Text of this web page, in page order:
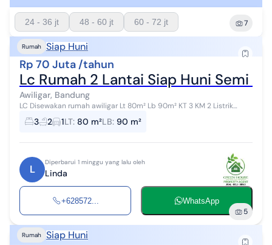
24 - 36 jt 48 - 60 jt 60 - 72 jt 7
Rumah Siap Huni
Rp 70 Juta /tahun
Lc Rumah 2 Lantai Siap Huni Semi
Awiligar, Bandung
LC Disewakan rumah awiligar Lt 80m² Lb 90m² KT 3 KM 2 Listrik
3 2 1LT: 80 m²LB: 90 m²
L
Diperbarui 1 minggu yang lalu oleh
Linda
+628572... WhatsApp
5
Rumah Siap Huni